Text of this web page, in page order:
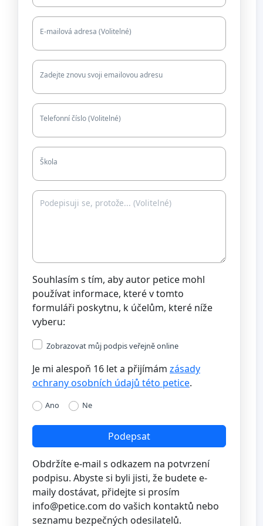
E-mailová adresa (Volitelné)
Zadejte znovu svoji emailovou adresu
Telefonní číslo (Volitelné)
Škola
Souhlasím s tím, aby autor petice mohl
používat informace, které v tomto
formuláři poskytnu, k účelům, které níže
vyberu:
Zobrazovat můj podpis veřejně online
Je mi alespoň 16 let a přijímám zásady
ochrany osobních údajů této petice.
Ano Ne
Podepsat
Obdržíte e-mail s odkazem na potvrzení
podpisu. Abyste si byli jisti, že budete e-
maily dostávat, přidejte si prosím
info@petice.com do vašich kontaktů nebo
seznamu bezpečných odesilatelů.